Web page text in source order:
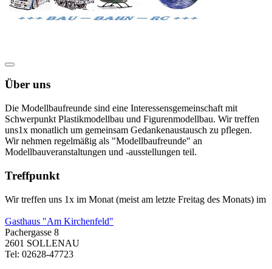
Über uns
Die Modellbaufreunde sind eine Interessensgemeinschaft mit
Schwerpunkt Plastikmodellbau und Figurenmodellbau. Wir treffen
uns1x monatlich um gemeinsam Gedankenaustausch zu pflegen.
Wir nehmen regelmäßig als "Modellbaufreunde" an
Modellbauveranstaltungen und -ausstellungen teil.
Treffpunkt
Wir treffen uns 1x im Monat (meist am letzte Freitag des Monats) im
Gasthaus "Am Kirchenfeld"
Pachergasse 8
2601 SOLLENAU
Tel: 02628-47723